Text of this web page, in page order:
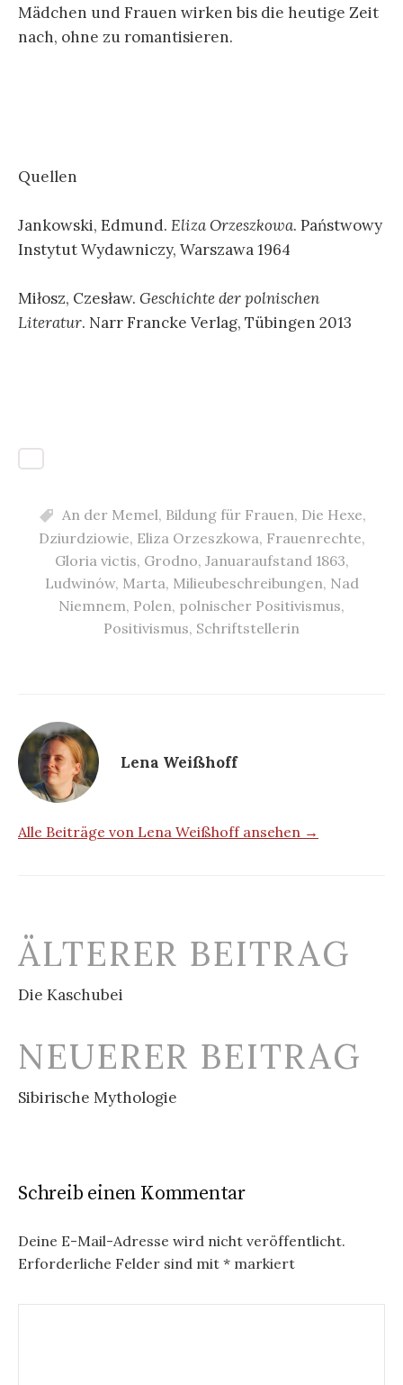
Mädchen und Frauen wirken bis die heutige Zeit
nach, ohne zu romantisieren.
Quellen
Jankowski, Edmund. Eliza Orzeszkowa. Państwowy
Instytut Wydawniczy, Warszawa 1964
Miłosz, Czesław. Geschichte der polnischen
Literatur. Narr Francke Verlag, Tübingen 2013
An der Memel, Bildung für Frauen, Die Hexe,
Dziurdziowie, Eliza Orzeszkowa, Frauenrechte,
Gloria victis, Grodno, Januaraufstand 1863,
Ludwinów, Marta, Milieubeschreibungen, Nad
Niemnem, Polen, polnischer Positivismus,
Positivismus, Schriftstellerin
Lena Weißhoff
Alle Beiträge von Lena Weißhoff ansehen →
Beitrags-
ÄLTERER BEITRAG
Die Kaschubei
NEUERER BEITRAG
Sibirische Mythologie
Schreib einen Kommentar
Deine E-Mail-Adresse wird nicht veröffentlicht.
Erforderliche Felder sind mit * markiert